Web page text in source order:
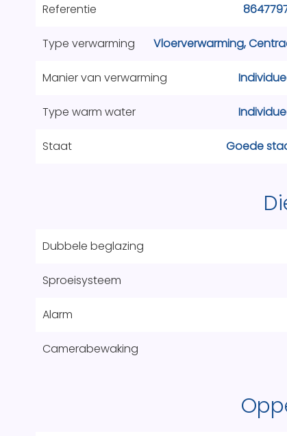
Referentie
Type verwarming Vloerverwarming,
Manier van verwarming
Type warm water
Staat Goede
Dubbele beglazing
Sproeisysteem
Alarm
Camerabewaking